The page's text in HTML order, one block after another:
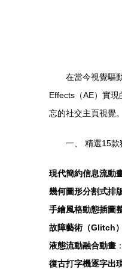
在當今視覺驅
Effects（AE）實
忘的社交主頁視覺。
一、 精選15款
現代簡約信息流動
幾何圖形分割式排
手繪風格動態插圖
故障藝術（Glitch
液態流動融合動畫
復古打字機逐字出